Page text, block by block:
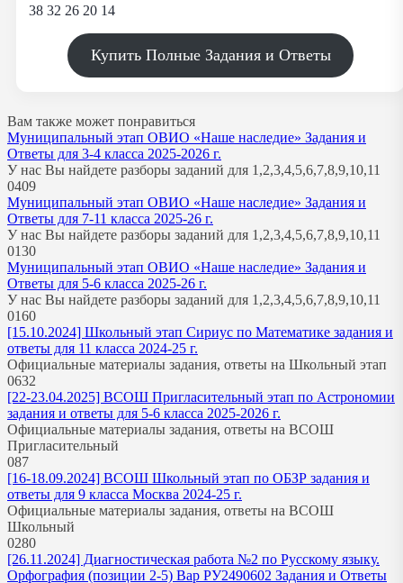
38 32 26 20 14
Купить Полные Задания и Ответы
Вам также может понравиться
Муниципальный этап ОВИО «Наше наследие» Задания и
Ответы для 3-4 класса 2025-2026 г.
У нас Вы найдете разборы заданий для 1,2,3,4,5,6,7,8,9,10,11
0409
Муниципальный этап ОВИО «Наше наследие» Задания и
Ответы для 7-11 класса 2025-26 г.
У нас Вы найдете разборы заданий для 1,2,3,4,5,6,7,8,9,10,11
0130
Муниципальный этап ОВИО «Наше наследие» Задания и
Ответы для 5-6 класса 2025-26 г.
У нас Вы найдете разборы заданий для 1,2,3,4,5,6,7,8,9,10,11
0160
[15.10.2024] Школьный этап Сириус по Математике задания и
ответы для 11 класса 2024-25 г.
Официальные материалы задания, ответы на Школьный этап
0632
[22-23.04.2025] ВСОШ Пригласительный этап по Астрономии
задания и ответы для 5-6 класса 2025-2026 г.
Официальные материалы задания, ответы на ВСОШ
Пригласительный
087
[16-18.09.2024] ВСОШ Школьный этап по ОБЗР задания и
ответы для 9 класса Москва 2024-25 г.
Официальные материалы задания, ответы на ВСОШ
Школьный
0280
[26.11.2024] Диагностическая работа №2 по Русскому языку.
Орфография (позиции 2-5) Вар РУ2490602 Задания и Ответы